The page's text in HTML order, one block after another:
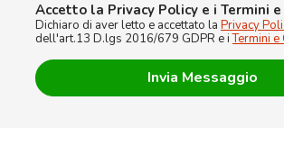
Accetto la Privacy Policy e i Termini e
Dichiaro di aver letto e accettato la Privacy
dell'art.13 D.lgs 2016/679 GDPR e iTermini e